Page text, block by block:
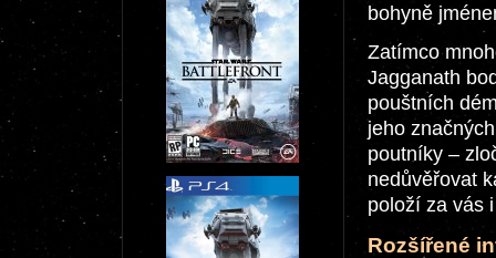
bohyně
Zatímco
Jagganath
pouštních
jeho
poutníky –
nedůvěřovat
položí za vás
Rozšířené